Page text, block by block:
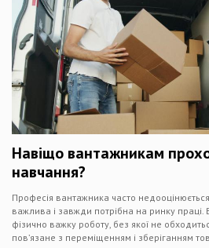
Навіщо вантажникам
навчання?
Професія вантажника часто
важлива і завжди потрібна на ринку
фізично важку роботу, без якої не
пов’язане з переміщенням і зберіганням